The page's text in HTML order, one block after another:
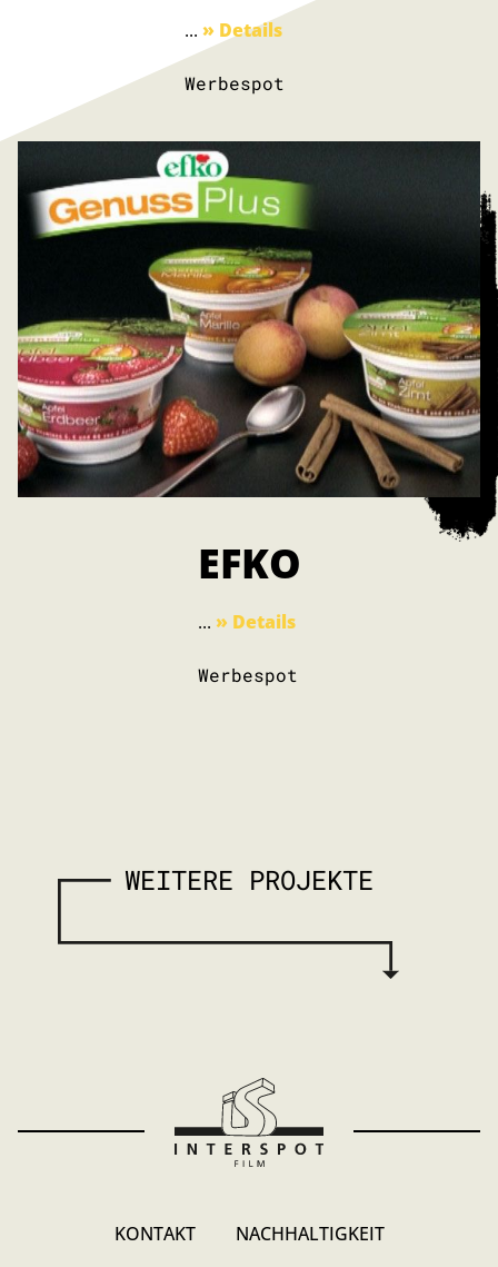
... » Details
Werbespot
EFKO
... » Details
Werbespot
WEITERE PROJEKTE
KONTAKT
NACHHALTIGKEIT